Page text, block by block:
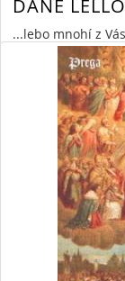
DANÉ
...lebo mnohí z
však najväčšie
chcem, aby sa
Read More»
By Daniel
5930 Views,0